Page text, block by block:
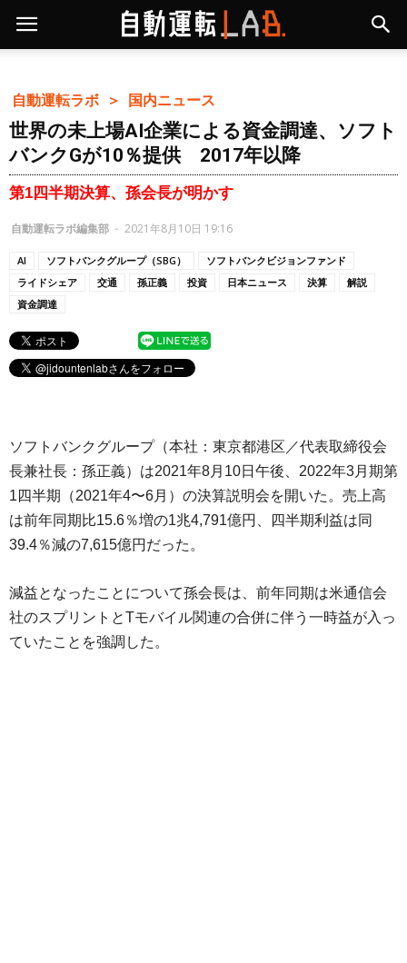
自動運転ラボ ＞ 国内ニュース
世界の未上場AI企業による資金調達、ソフト
バンクGが10％提供 2017年以降
第1四半期決算、孫会長が明かす
自動運転ラボ編集部 - 2021年8月10日 19:16
AI ソフトバンクグループ（SBG）
ソフトバンクビジョンファンド
ライドシェア
交通 孫正義 投資 日本ニュース 決算
解説
資金調達
ソフトバンクグループ（本社：東京都港区／代表取締役会
長兼社長：孫正義）は2021年8月10日午後、2022年3月期第
1四半期（2021年4〜6月）の決算説明会を開いた。売上高
は前年同期比15.6％増の1兆4,791億円、四半期利益は同
39.4％減の7,615億円だった。
減益となったことについて孫会長は、前年同期は米通信会
社のスプリントとTモバイル関連の合併に伴う一時益が入っ
ていたことを強調した。